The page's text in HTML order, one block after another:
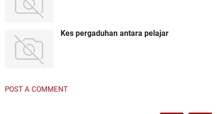
Kes pergaduhan antara pelajar
POST A COMMENT